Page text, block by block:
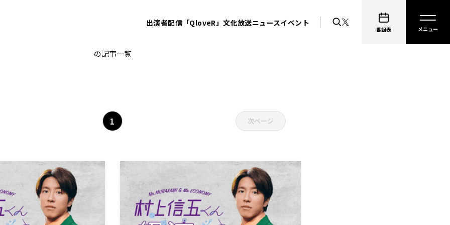
出演者配信「QloveR」文化放送ニュースイベント
番組表
の記事一覧
1 次ページ